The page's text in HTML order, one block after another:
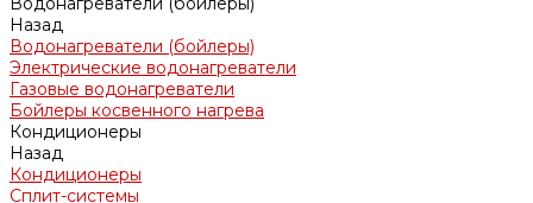
Назад
Водонагреватели (бойлеры)
Электрические водонагреватели
Газовые водонагреватели
Бойлеры косвенного нагрева
Кондиционеры
Назад
Кондиционеры
Сплит-системы